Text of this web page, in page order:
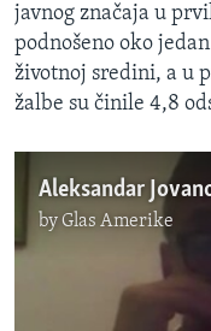
javnog značaja u
podnošeno oko
životnoj sredini, a u
žalbe su činile 4,8
byGlas Amerike
No